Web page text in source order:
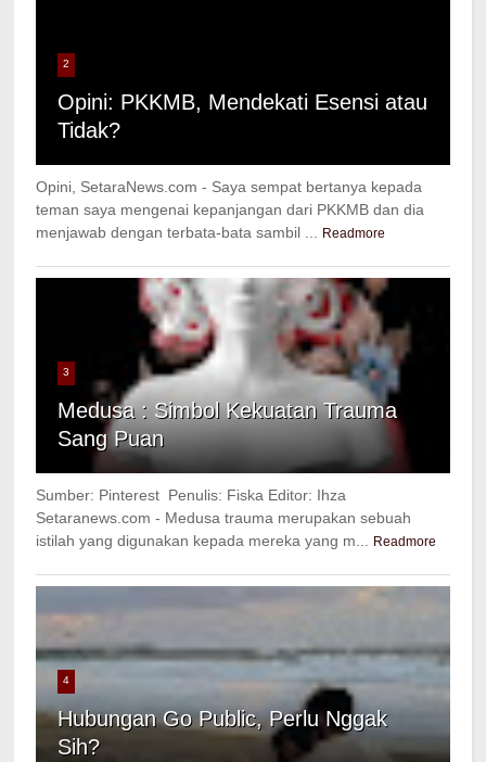
2
Opini: PKKMB, Mendekati Esensi atau
Tidak?
Opini, SetaraNews.com - Saya sempat bertanya kepada
teman saya mengenai kepanjangan dari PKKMB dan dia
menjawab dengan terbata-bata sambil ...
Readmore
3
Medusa : Simbol Kekuatan Trauma
Sang Puan
Sumber: Pinterest Penulis: Fiska Editor: Ihza
Setaranews.com - Medusa trauma merupakan sebuah
istilah yang digunakan kepada mereka yang m...
Readmore
4
Hubungan Go Public, Perlu Nggak
Sih?